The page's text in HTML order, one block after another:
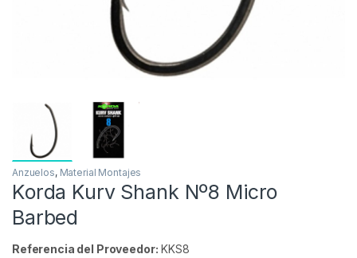
Anzuelos, Material Montajes
Korda Kurv Shank Nº8 Micro
Barbed
Referencia del Proveedor: KKS8